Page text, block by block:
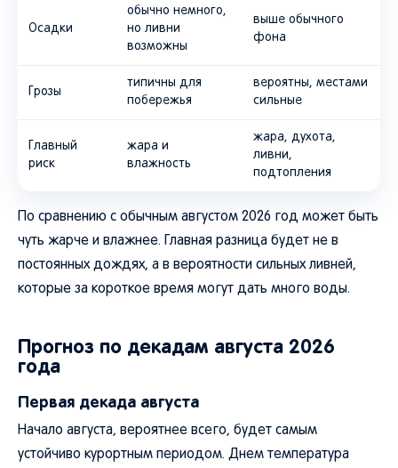
Осадки
обычно немного,
но ливни
возможны
выше обычного
фона
Грозы
типичны для
побережья
вероятны, местами
сильные
Главный
риск
жара и
влажность
жара, духота,
ливни,
подтопления
По сравнению с обычным августом 2026 год может быть
чуть жарче и влажнее. Главная разница будет не в
постоянных дождях, а в вероятности сильных ливней,
которые за короткое время могут дать много воды.
Прогноз по декадам августа 2026
года
Первая декада августа
Начало августа, вероятнее всего, будет самым
устойчиво курортным периодом. Днем температура